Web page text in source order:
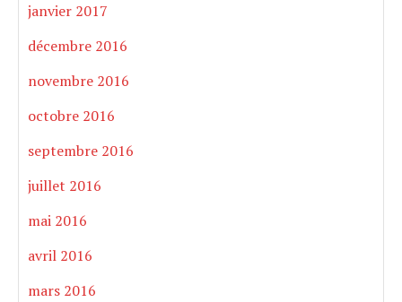
janvier 2017
décembre 2016
novembre 2016
octobre 2016
septembre 2016
juillet 2016
mai 2016
avril 2016
mars 2016